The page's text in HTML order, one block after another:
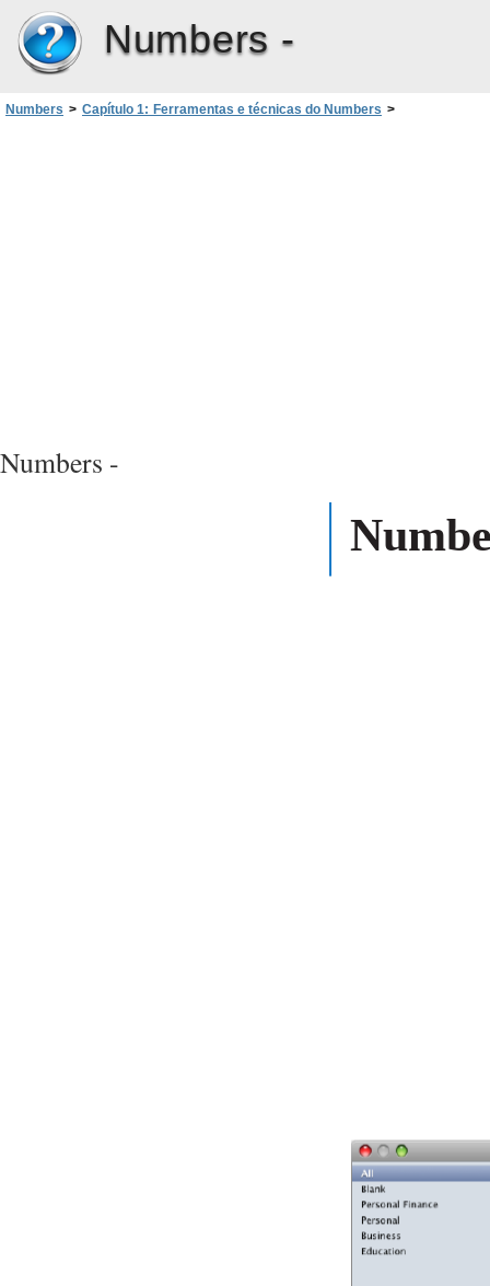
Numbers -
Numbers > Capítulo 1: Ferramentas e técnicas do Numbers >
Numbers -